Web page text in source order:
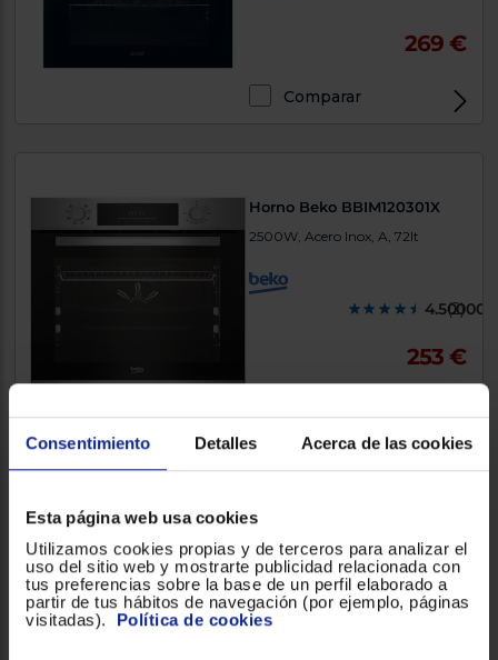
Consentimiento Detalles Acerca de las cookies
Esta página web usa cookies
Utilizamos cookies propias y de terceros para analizar el
uso del sitio web y mostrarte publicidad relacionada con
tus preferencias sobre la base de un perfil elaborado a
partir de tus hábitos de navegación (por ejemplo, páginas
visitadas). Política de cookies
269 €
Comparar
Horno Beko BBIM120301X
2500W, Acero Inox, A, 72lt
(2)
253 €
Horno Teka HBE 615 ME SS
Clase A, Acero Inox, A, 70lt